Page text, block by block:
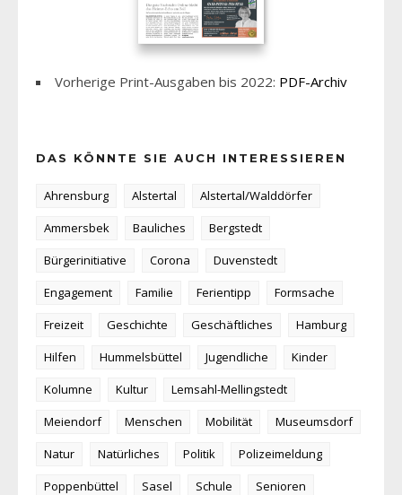
Vorherige Print-Ausgaben bis 2022: PDF-Archiv
DAS KÖNNTE SIE AUCH INTERESSIEREN
Ahrensburg Alstertal
Alstertal/Walddörfer
Ammersbek
Bauliches
Bergstedt
Bürgerinitiative
Corona
Duvenstedt
Engagement
Familie Ferientipp
Formsache
Freizeit
Geschichte Geschäftliches
Hamburg
Hilfen
Hummelsbüttel Jugendliche
Kinder
Kolumne
Kultur
Lemsahl-Mellingstedt
Meiendorf
Menschen Mobilität
Museumsdorf
Natur
Natürliches Politik
Polizeimeldung
Poppenbüttel
Sasel Schule
Senioren